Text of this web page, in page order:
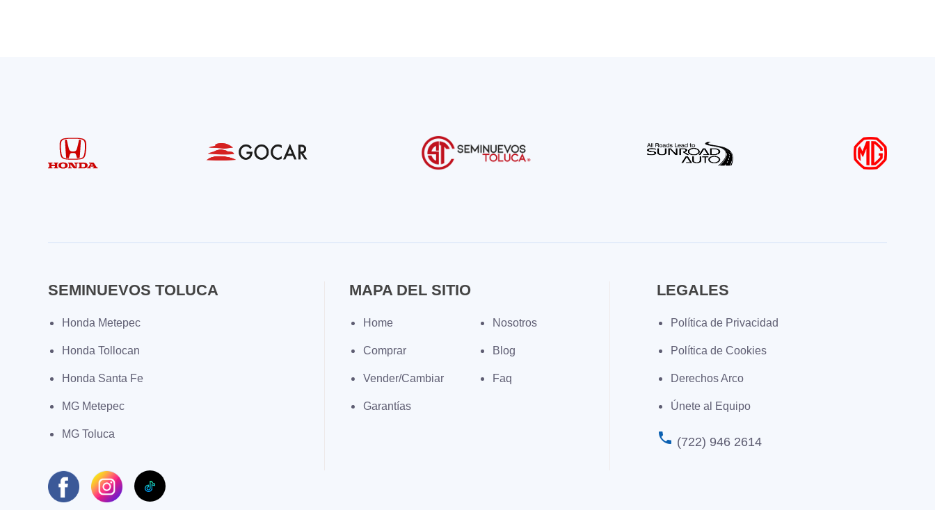
SEMINUEVOS TOLUCA
Honda Metepec
Honda Tollocan
Honda Santa Fe
MG Metepec
MG Toluca
MAPA DEL SITIO
Home
Comprar
Vender/Cambiar
Garantías
Nosotros
Blog
Faq
LEGALES
Política de Privacidad
Política de Cookies
Derechos Arco
Únete al Equipo
phone (722) 946 2614